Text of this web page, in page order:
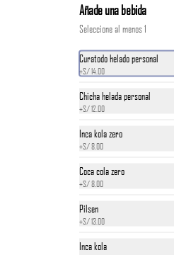
incluyen impuestos de ley y recargo al consumo.
Añade una bebida
Seleccione al menos 1
Curatodo helado personal
+S/ 14.00
Chicha helada personal
+S/ 12.00
Inca kola zero
+S/ 8.00
Coca cola zero
+S/ 8.00
Pilsen
+S/ 13.00
Inca kola